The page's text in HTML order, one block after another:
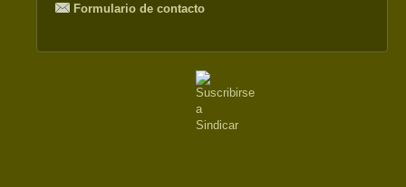
Formulario de contacto